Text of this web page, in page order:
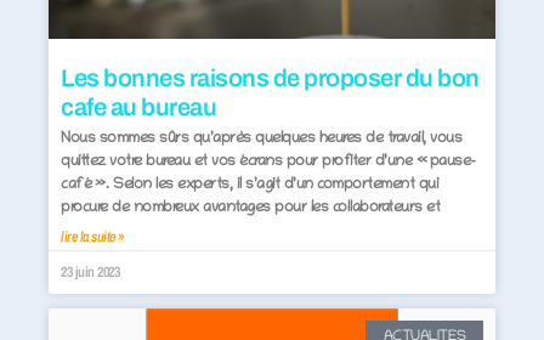
Les bonnes raisons de proposer du bon
cafe au bureau
Nous sommes sûrs qu’après quelques heures de travail, vous
quittez votre bureau et vos écrans pour profiter d’une « pause-
café ». Selon les experts, il s’agit d’un comportement qui
procure de nombreux avantages pour les collaborateurs et
lire la suite »
23 juin 2023
ACTUALITES